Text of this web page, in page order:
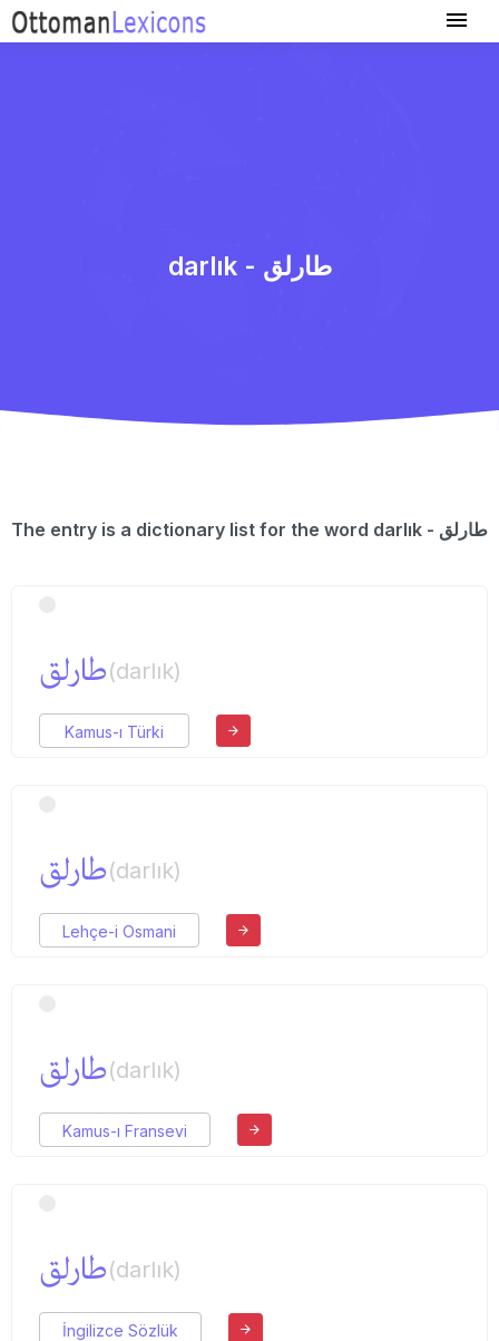
darlık - طارلق
The entry is a dictionary list for the word darlık - طارلق
طارلق(darlık)
Kamus-ı Türki
طارلق(darlık)
Lehçe-i Osmani
طارلق(darlık)
Kamus-ı Fransevi
طارلق(darlık)
İngilizce Sözlük